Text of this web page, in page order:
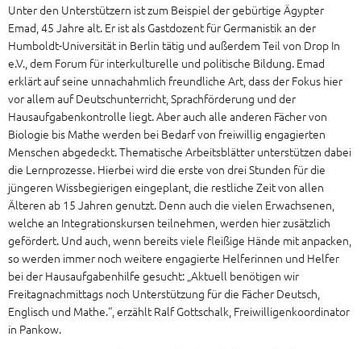
Unter den Unterstützern ist zum Beispiel der gebürtige Ägypter
Emad, 45 Jahre alt. Er ist als Gastdozent für Germanistik an der
Humboldt-Universität in Berlin tätig und außerdem Teil von Drop In
e.V., dem Forum für interkulturelle und politische Bildung. Emad
erklärt auf seine unnachahmlich freundliche Art, dass der Fokus hier
vor allem auf Deutschunterricht, Sprachförderung und der
Hausaufgabenkontrolle liegt. Aber auch alle anderen Fächer von
Biologie bis Mathe werden bei Bedarf von freiwillig engagierten
Menschen abgedeckt. Thematische Arbeitsblätter unterstützen dabei
die Lernprozesse. Hierbei wird die erste von drei Stunden für die
jüngeren Wissbegierigen eingeplant, die restliche Zeit von allen
Älteren ab 15 Jahren genutzt. Denn auch die vielen Erwachsenen,
welche an Integrationskursen teilnehmen, werden hier zusätzlich
gefördert. Und auch, wenn bereits viele fleißige Hände mit anpacken,
so werden immer noch weitere engagierte Helferinnen und Helfer
bei der Hausaufgabenhilfe gesucht: „Aktuell benötigen wir
Freitagnachmittags noch Unterstützung für die Fächer Deutsch,
Englisch und Mathe.“, erzählt Ralf Gottschalk, Freiwilligenkoordinator
in Pankow.